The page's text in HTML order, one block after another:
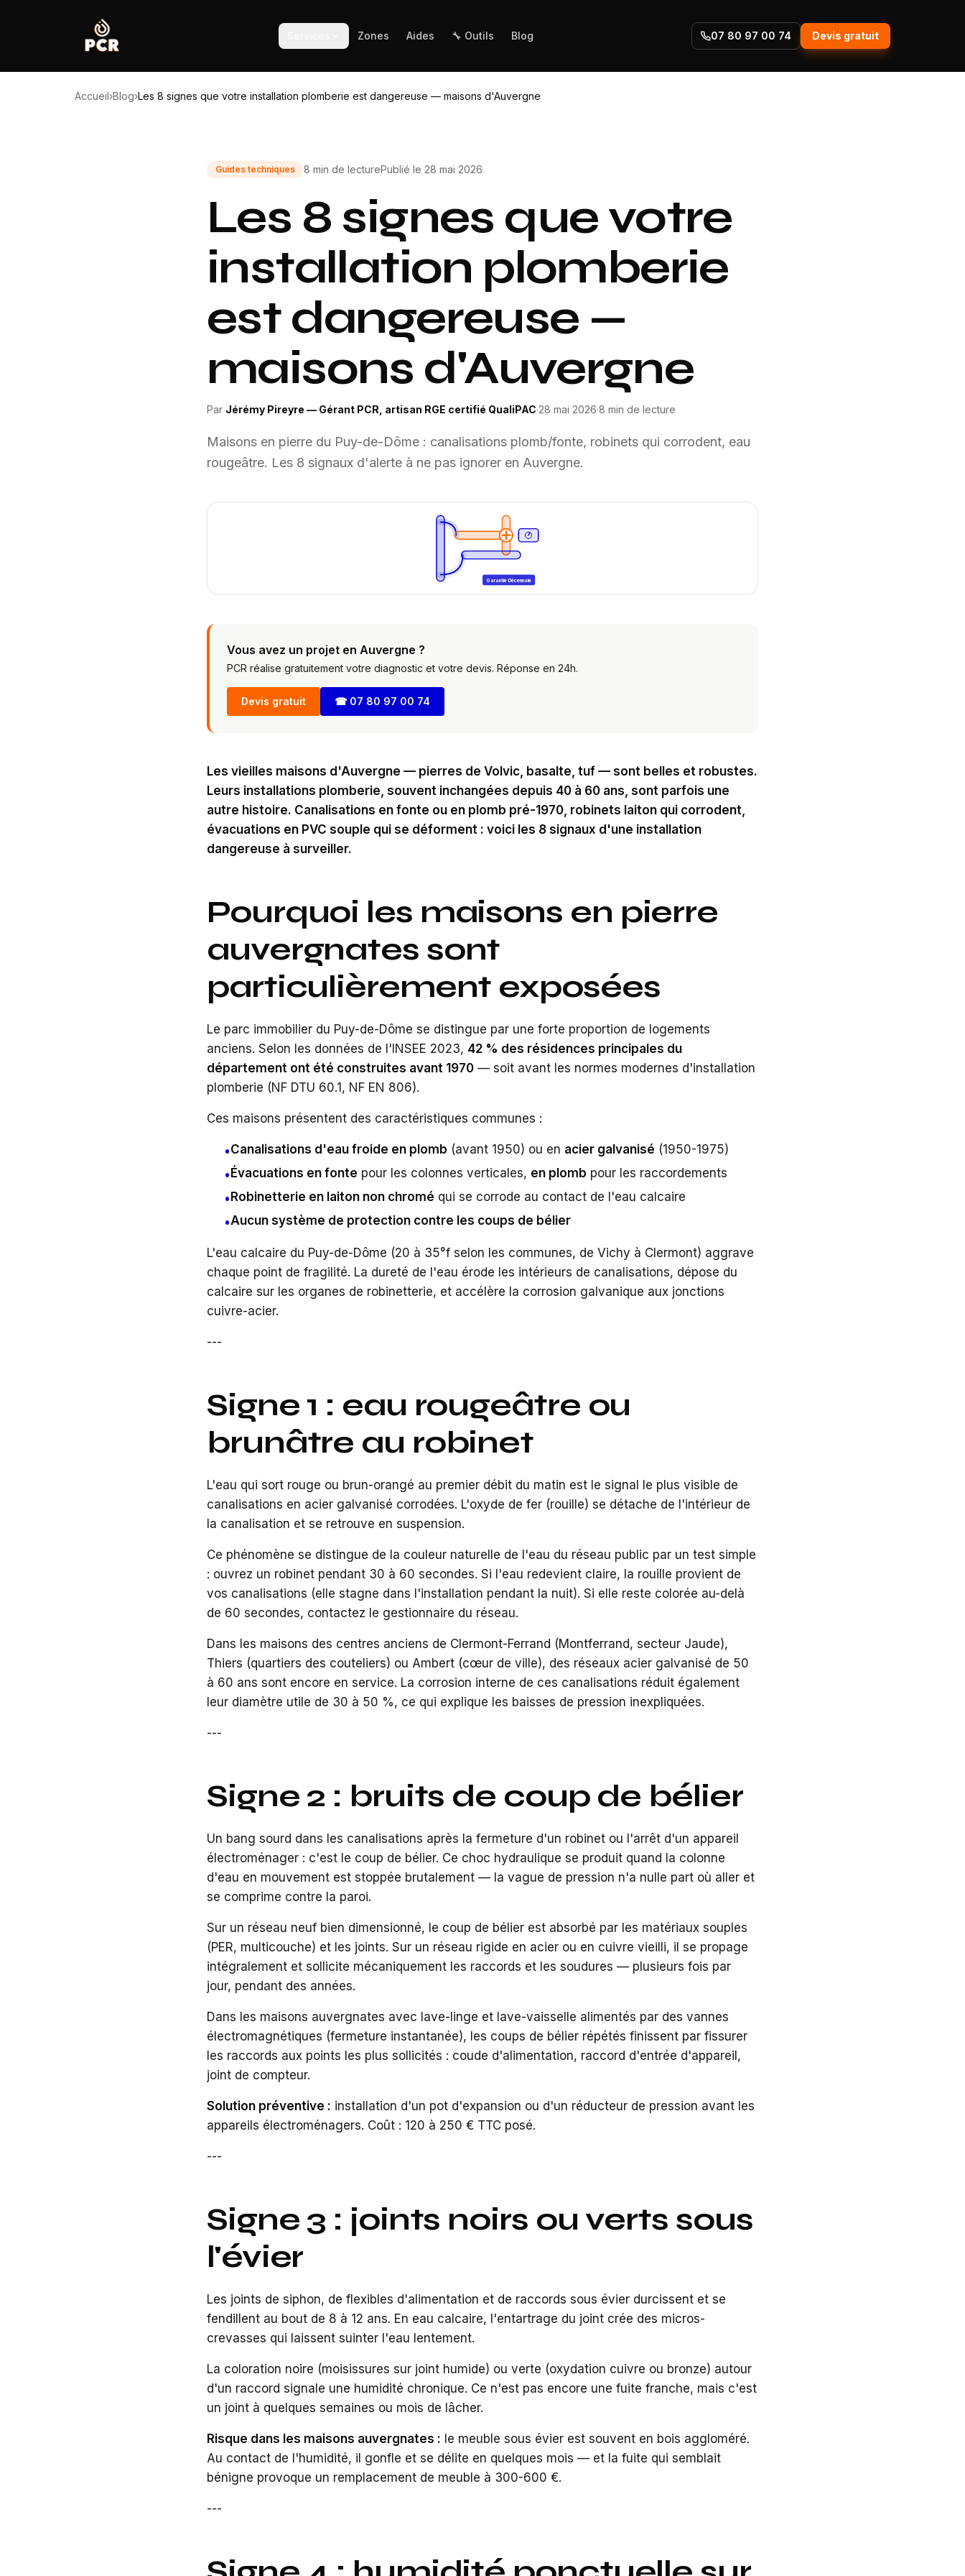
Zones Aides 🔧 Outils Blog 07 80 97 00 74 Devis gratuit
Accueil›Blog›Les 8 signes que votre installation plomberie est dangereuse — maisons d'Auvergne
Guides techniques 8 min de lecturePublié le 28 mai 2026
Les 8 signes que votre
installation plomberie
est dangereuse —
maisons d'Auvergne
Par Jérémy Pireyre — Gérant PCR, artisan RGE certifié QualiPAC·28 mai 2026·8 min de lecture
Maisons en pierre du Puy-de-Dôme : canalisations plomb/fonte, robinets qui corrodent, eau
rougeâtre. Les 8 signaux d'alerte à ne pas ignorer en Auvergne.
Garantie Décennale
Vous avez un projet en Auvergne ?
PCR réalise gratuitement votre diagnostic et votre devis. Réponse en 24h.
Devis gratuit ☎ 07 80 97 00 74
Les vieilles maisons d'Auvergne — pierres de Volvic, basalte, tuf — sont belles et robustes.
Leurs installations plomberie, souvent inchangées depuis 40 à 60 ans, sont parfois une
autre histoire. Canalisations en fonte ou en plomb pré-1970, robinets laiton qui corrodent,
évacuations en PVC souple qui se déforment : voici les 8 signaux d'une installation
dangereuse à surveiller.
Pourquoi les maisons en pierre
auvergnates sont
particulièrement exposées
Le parc immobilier du Puy-de-Dôme se distingue par une forte proportion de logements
anciens. Selon les données de l'INSEE 2023, 42 % des résidences principales du
département ont été construites avant 1970 — soit avant les normes modernes d'installation
plomberie (NF DTU 60.1, NF EN 806).
Ces maisons présentent des caractéristiques communes :
•Canalisations d'eau froide en plomb (avant 1950) ou en acier galvanisé (1950-1975)
• Évacuations en fonte pour les colonnes verticales, en plomb pour les raccordements
• Robinetterie en laiton non chromé qui se corrode au contact de l'eau calcaire
•Aucun système de protection contre les coups de bélier
L'eau calcaire du Puy-de-Dôme (20 à 35°f selon les communes, de Vichy à Clermont) aggrave
chaque point de fragilité. La dureté de l'eau érode les intérieurs de canalisations, dépose du
calcaire sur les organes de robinetterie, et accélère la corrosion galvanique aux jonctions
cuivre-acier.
---
Signe 1 : eau rougeâtre ou
brunâtre au robinet
L'eau qui sort rouge ou brun-orangé au premier débit du matin est le signal le plus visible de
canalisations en acier galvanisé corrodées. L'oxyde de fer (rouille) se détache de l'intérieur de
la canalisation et se retrouve en suspension.
Ce phénomène se distingue de la couleur naturelle de l'eau du réseau public par un test simple
: ouvrez un robinet pendant 30 à 60 secondes. Si l'eau redevient claire, la rouille provient de
vos canalisations (elle stagne dans l'installation pendant la nuit). Si elle reste colorée au-delà
de 60 secondes, contactez le gestionnaire du réseau.
Dans les maisons des centres anciens de Clermont-Ferrand (Montferrand, secteur Jaude),
Thiers (quartiers des couteliers) ou Ambert (cœur de ville), des réseaux acier galvanisé de 50
à 60 ans sont encore en service. La corrosion interne de ces canalisations réduit également
leur diamètre utile de 30 à 50 %, ce qui explique les baisses de pression inexpliquées.
---
Signe 2 : bruits de coup de bélier
Un bang sourd dans les canalisations après la fermeture d'un robinet ou l'arrêt d'un appareil
électroménager : c'est le coup de bélier. Ce choc hydraulique se produit quand la colonne
d'eau en mouvement est stoppée brutalement — la vague de pression n'a nulle part où aller et
se comprime contre la paroi.
Sur un réseau neuf bien dimensionné, le coup de bélier est absorbé par les matériaux souples
(PER, multicouche) et les joints. Sur un réseau rigide en acier ou en cuivre vieilli, il se propage
intégralement et sollicite mécaniquement les raccords et les soudures — plusieurs fois par
jour, pendant des années.
Dans les maisons auvergnates avec lave-linge et lave-vaisselle alimentés par des vannes
électromagnétiques (fermeture instantanée), les coups de bélier répétés finissent par fissurer
les raccords aux points les plus sollicités : coude d'alimentation, raccord d'entrée d'appareil,
joint de compteur.
Solution préventive : installation d'un pot d'expansion ou d'un réducteur de pression avant les
appareils électroménagers. Coût : 120 à 250 € TTC posé.
---
Signe 3 : joints noirs ou verts sous
l'évier
Les joints de siphon, de flexibles d'alimentation et de raccords sous évier durcissent et se
fendillent au bout de 8 à 12 ans. En eau calcaire, l'entartrage du joint crée des micros-
crevasses qui laissent suinter l'eau lentement.
La coloration noire (moisissures sur joint humide) ou verte (oxydation cuivre ou bronze) autour
d'un raccord signale une humidité chronique. Ce n'est pas encore une fuite franche, mais c'est
un joint à quelques semaines ou mois de lâcher.
Risque dans les maisons auvergnates : le meuble sous évier est souvent en bois aggloméré.
Au contact de l'humidité, il gonfle et se délite en quelques mois — et la fuite qui semblait
bénigne provoque un remplacement de meuble à 300-600 €.
---